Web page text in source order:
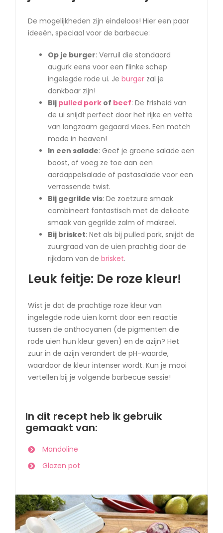
De mogelijkheden zijn eindeloos! Hier een paar
ideeën, speciaal voor de barbecue:
Op je burger: Verruil die standaard
augurk eens voor een flinke schep
ingelegde rode ui. Je burgerzal je
dankbaar zijn!
Bij pulled porkof beef: De frisheid van
de ui snijdt perfect door het rijke en vette
van langzaam gegaard vlees. Een match
made in heaven!
In een salade: Geef je groene salade een
boost, of voeg ze toe aan een
aardappelsalade of pastasalade voor een
verrassende twist.
Bij gegrilde vis: De zoetzure smaak
combineert fantastisch met de delicate
smaak van gegrilde zalm of makreel.
Bij brisket: Net als bij pulled pork, snijdt de
zuurgraad van de uien prachtig door de
rijkdom van de brisket.
Leuk feitje: De roze kleur!
Wist je dat de prachtige roze kleur van
ingelegde rode uien komt door een reactie
tussen de anthocyanen (de pigmenten die
rode uien hun kleur geven) en de azijn? Het
zuur in de azijn verandert de pH-waarde,
waardoor de kleur intenser wordt. Kun je mooi
vertellen bij je volgende barbecue sessie!
In dit recept heb ik gebruik
gemaakt van:
Mandoline
Glazen pot